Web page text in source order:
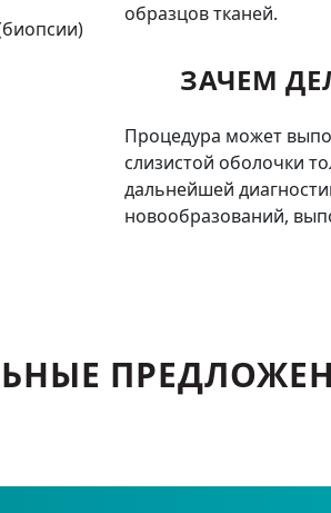
образцов тканей.
ЗАЧЕМ
Процедура может
слизистой оболочки
дальнейшей
новообразований,